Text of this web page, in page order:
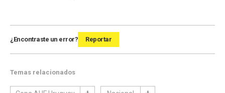
¿Encontraste un error? Reportar
Temas relacionados